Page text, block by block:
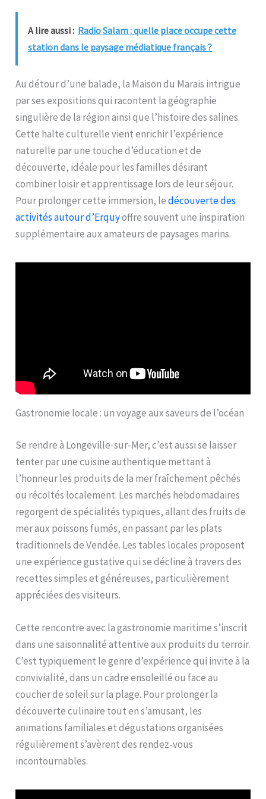
A lire aussi : Radio Salam : quelle place occupe cette
station dans le paysage médiatique français ?
Au détour d’une balade, la Maison du Marais intrigue
par ses expositions qui racontent la géographie
singulière de la région ainsi que l’histoire des salines.
Cette halte culturelle vient enrichir l’expérience
naturelle par une touche d’éducation et de
découverte, idéale pour les familles désirant
combiner loisir et apprentissage lors de leur séjour.
Pour prolonger cette immersion, ledécouverte des
activités autour d’Erquyoffre souvent une inspiration
supplémentaire aux amateurs de paysages marins.
Gastronomie locale : un voyage aux saveurs de l’océan
Se rendre à Longeville-sur-Mer, c’est aussi se laisser
tenter par une cuisine authentique mettant à
l’honneur les produits de la mer fraîchement pêchés
ou récoltés localement. Les marchés hebdomadaires
regorgent de spécialités typiques, allant des fruits de
mer aux poissons fumés, en passant par les plats
traditionnels de Vendée. Les tables locales proposent
une expérience gustative qui se décline à travers des
recettes simples et généreuses, particulièrement
appréciées des visiteurs.
Cette rencontre avec la gastronomie maritime s’inscrit
dans une saisonnalité attentive aux produits du terroir.
C’est typiquement le genre d’expérience qui invite à la
convivialité, dans un cadre ensoleillé ou face au
coucher de soleil sur la plage. Pour prolonger la
découverte culinaire tout en s’amusant, les
animations familiales et dégustations organisées
régulièrement s’avèrent des rendez-vous
incontournables.